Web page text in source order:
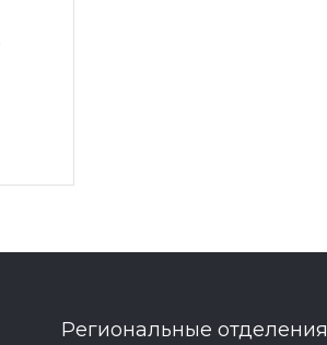
Региональные отделения